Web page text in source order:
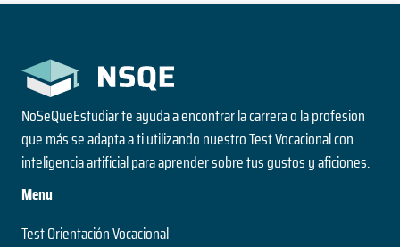
NoSeQueEstudiar te ayuda a encontrar la carrera o la profesion
que más se adapta a ti utilizando nuestro Test Vocacional con
inteligencia artificial para aprender sobre tus gustos y aficiones.
Menu
Test Orientación Vocacional